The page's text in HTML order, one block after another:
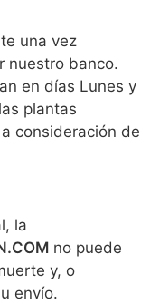
una vez
nuestro banco.
en días Lunes y
plantas
consideración de
la
no puede
y, o
envío.